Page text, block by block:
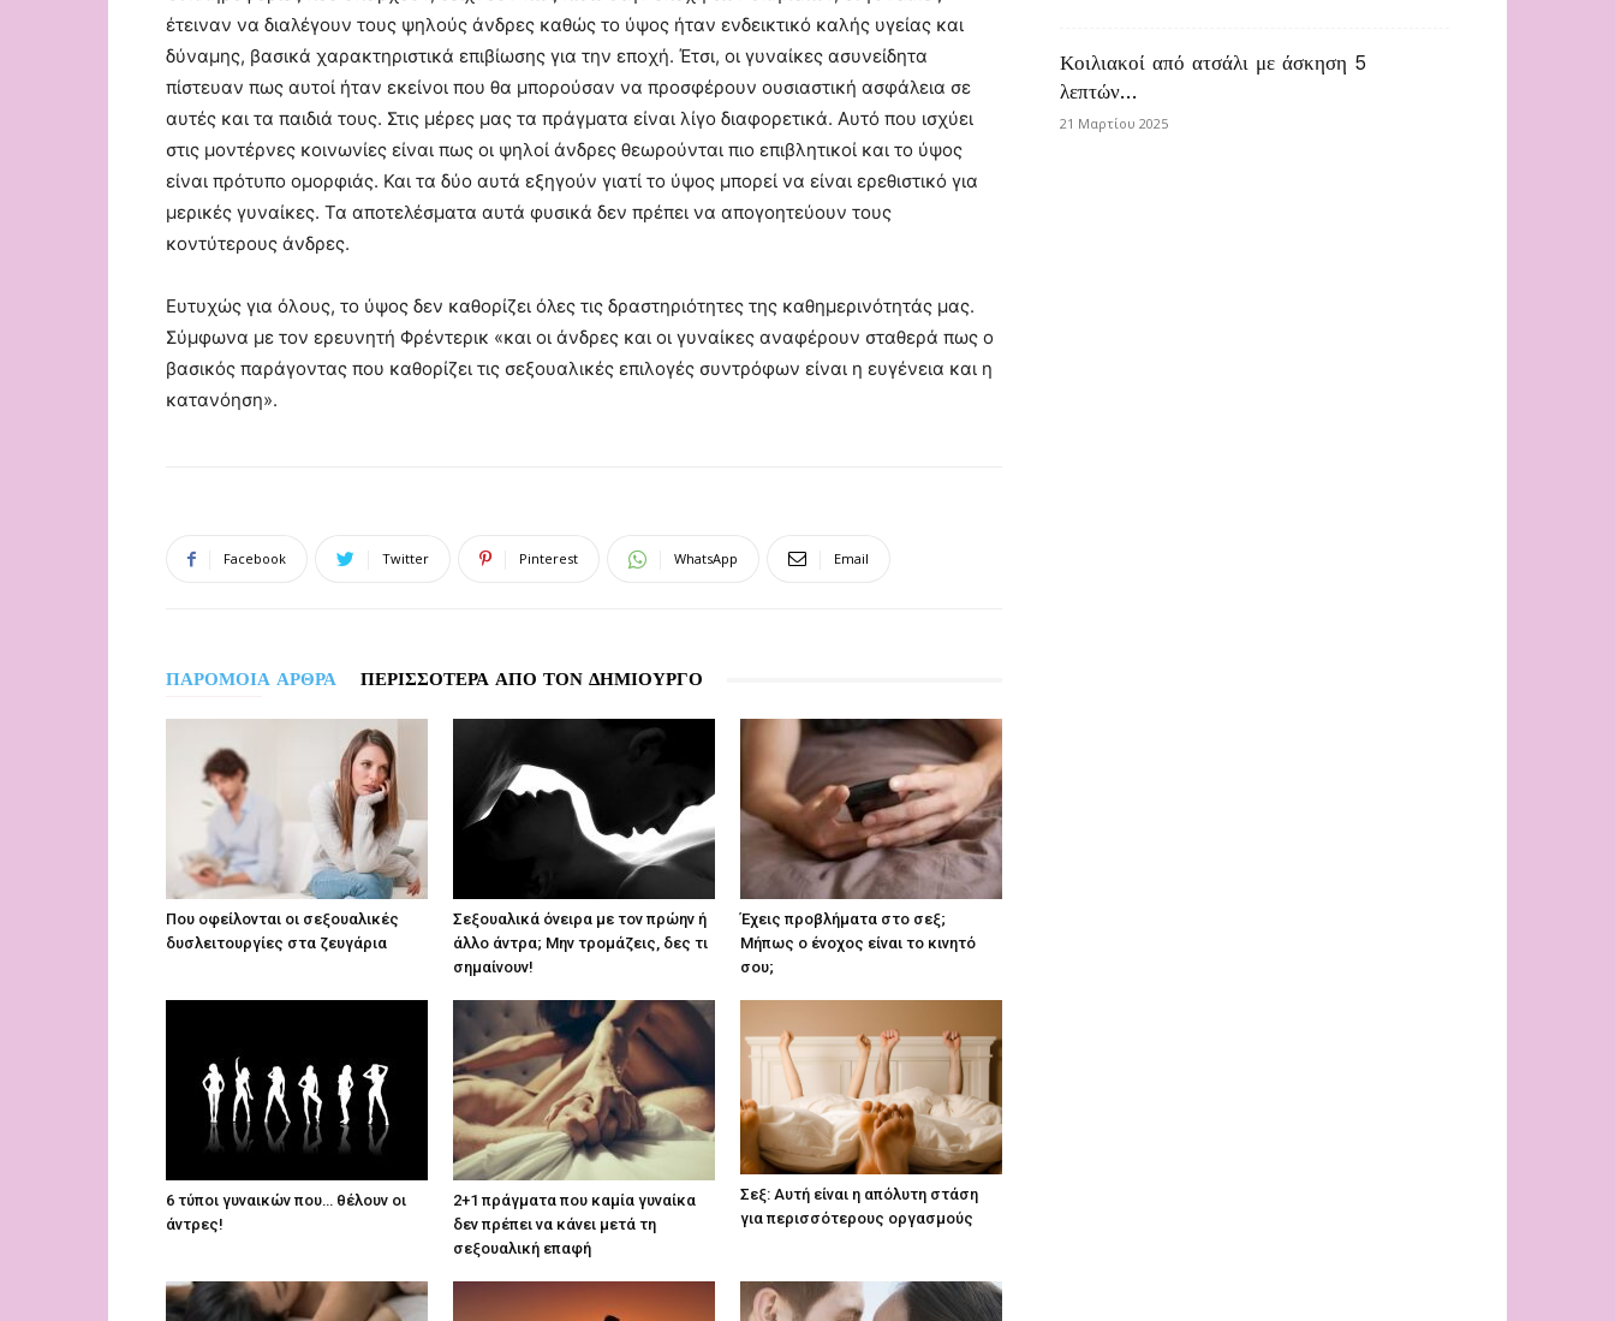
έτειναν να διαλέγουν τους ψηλούς άνδρες καθώς το ύψος ήταν ενδεικτικό καλής υγείας και
δύναμης, βασικά χαρακτηριστικά επιβίωσης για την εποχή. Έτσι, οι γυναίκες ασυνείδητα
πίστευαν πως αυτοί ήταν εκείνοι που θα μπορούσαν να προσφέρουν ουσιαστική ασφάλεια σε
αυτές και τα παιδιά τους. Στις μέρες μας τα πράγματα είναι λίγο διαφορετικά. Αυτό που ισχύει
στις μοντέρνες κοινωνίες είναι πως οι ψηλοί άνδρες θεωρούνται πιο επιβλητικοί και το ύψος
είναι πρότυπο ομορφιάς. Και τα δύο αυτά εξηγούν γιατί το ύψος μπορεί να είναι ερεθιστικό για
μερικές γυναίκες. Τα αποτελέσματα αυτά φυσικά δεν πρέπει να απογοητεύουν τους
κοντύτερους άνδρες.
Ευτυχώς για όλους, το ύψος δεν καθορίζει όλες τις δραστηριότητες της καθημερινότητάς μας.
Σύμφωνα με τον ερευνητή Φρέντερικ «και οι άνδρες και οι γυναίκες αναφέρουν σταθερά πως ο
βασικός παράγοντας που καθορίζει τις σεξουαλικές επιλογές συντρόφων είναι η ευγένεια και η
κατανόηση».
Facebook Twitter Pinterest WhatsApp Email
ΠΑΡΟΜΟΙΑ ΑΡΘΡΑ ΠΕΡΙΣΣΟΤΕΡΑ ΑΠΟ ΤΟΝ ΔΗΜΙΟΥΡΓΟ
Που οφείλονται οι σεξουαλικές
δυσλειτουργίες στα ζευγάρια
Σεξουαλικά όνειρα με τον πρώην ή
άλλο άντρα; Μην τρομάζεις, δες τι
σημαίνουν!
Έχεις προβλήματα στο σεξ;
Μήπως ο ένοχος είναι το κινητό
σου;
6 τύποι γυναικών που… θέλουν οι
άντρες!
2+1 πράγματα που καμία γυναίκα
δεν πρέπει να κάνει μετά τη
σεξουαλική επαφή
Σεξ: Αυτή είναι η απόλυτη στάση
για περισσότερους οργασμούς
Κοιλιακοί από ατσάλι με άσκηση 5
λεπτών…
21 Μαρτίου 2025